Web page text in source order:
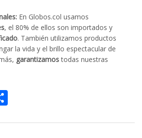
En Globos.col usamos
, el 80% de ellos son importados y
. También utilizamos productos
la vida y el brillo espectacular de
garantizamostodas nuestras